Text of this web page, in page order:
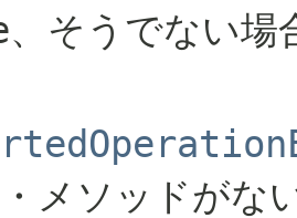
、そうでない場
メソッドがな